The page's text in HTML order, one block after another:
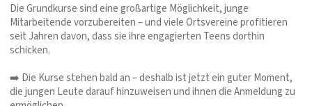
Die Grundkurse sind eine großartige Möglichkeit, junge
Mitarbeitende vorzubereiten – und viele Ortsvereine profitieren
seit Jahren davon, dass sie ihre engagierten Teens dorthin
schicken.
➡️ Die Kurse stehen bald an – deshalb ist jetzt ein guter Moment,
die jungen Leute darauf hinzuweisen und ihnen die Anmeldung zu